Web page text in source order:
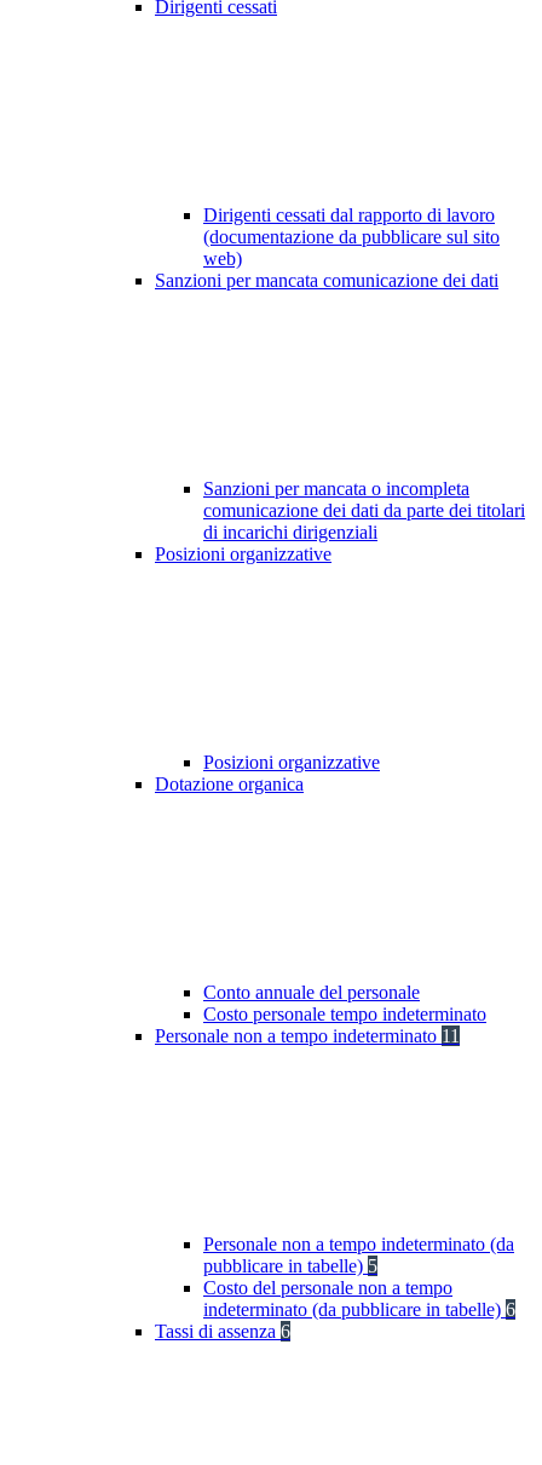
Dirigenti cessati
Dirigenti cessati dal rapporto di lavoro
(documentazione da pubblicare sul sito
web)
Sanzioni per mancata comunicazione dei dati
Sanzioni per mancata o incompleta
comunicazione dei dati da parte dei titolari
di incarichi dirigenziali
Posizioni organizzative
Posizioni organizzative
Dotazione organica
Conto annuale del personale
Costo personale tempo indeterminato
Personale non a tempo indeterminato 11
Personale non a tempo indeterminato (da
pubblicare in tabelle) 5
Costo del personale non a tempo
indeterminato (da pubblicare in tabelle) 6
Tassi di assenza 6